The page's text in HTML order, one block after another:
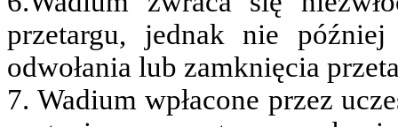
przetargu, jednak nie
odwołania lub zamknięcia
7. Wadium wpłacone przez